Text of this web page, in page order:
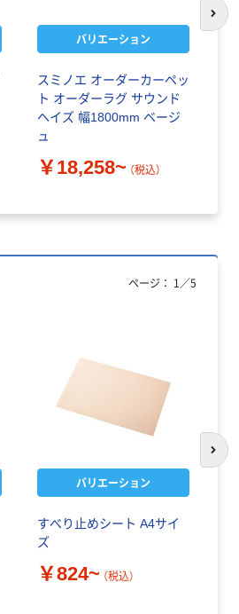
バリエーション
スミノエ オーダーカーペッ
ト オーダーラグ サウンド
ヘイズ 幅1800mm ベージ
ュ
￥18,258~ （税込）
次
バリエーション
すべり止めシート A4サイ
ズ
￥824~ （税込）
ページ： 1 ／5
次